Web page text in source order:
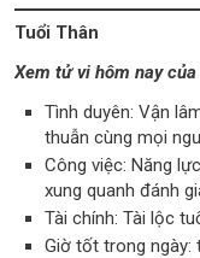
Tuổi Thân
Xem tử vi hôm nay
Tình duyên: Vận
thuẫn cùng mọi
Công việc: Năng
xung quanh đánh
Tài chính: Tài lộc
Giờ tốt trong ngày: